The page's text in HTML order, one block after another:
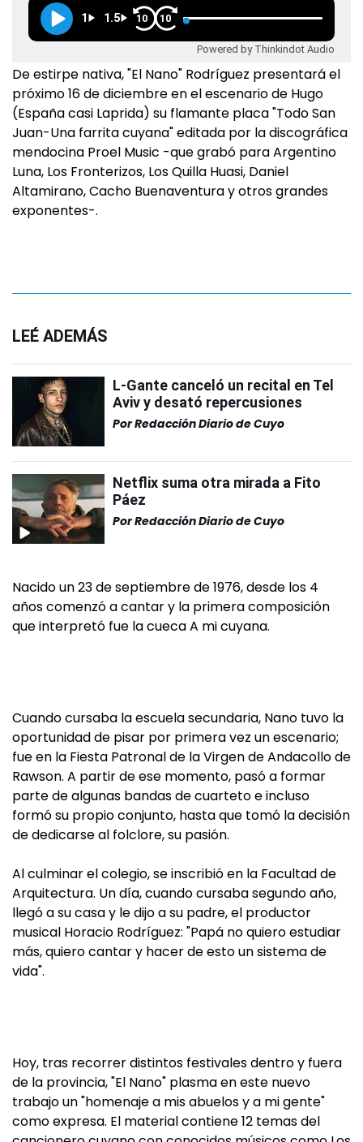
1 1.5 10 10
Powered by Thinkindot Audio
De estirpe nativa, "El Nano" Rodríguez presentará el
próximo 16 de diciembre en el escenario de Hugo
(España casi Laprida) su flamante placa "Todo San
Juan-Una farrita cuyana" editada por la discográfica
mendocina Proel Music -que grabó para Argentino
Luna, Los Fronterizos, Los Quilla Huasi, Daniel
Altamirano, Cacho Buenaventura y otros grandes
exponentes-.
LEÉ ADEMÁS
L-Gante canceló un recital en Tel
Aviv y desató repercusiones
PorRedacción Diario de Cuyo
Netflix suma otra mirada a Fito
Páez
PorRedacción Diario de Cuyo
Nacido un 23 de septiembre de 1976, desde los 4
años comenzó a cantar y la primera composición
que interpretó fue la cueca A mi cuyana.
Cuando cursaba la escuela secundaria, Nano tuvo la
oportunidad de pisar por primera vez un escenario;
fue en la Fiesta Patronal de la Virgen de Andacollo de
Rawson. A partir de ese momento, pasó a formar
parte de algunas bandas de cuarteto e incluso
formó su propio conjunto, hasta que tomó la decisión
de dedicarse al folclore, su pasión.
Al culminar el colegio, se inscribió en la Facultad de
Arquitectura. Un día, cuando cursaba segundo año,
llegó a su casa y le dijo a su padre, el productor
musical Horacio Rodríguez: "Papá no quiero estudiar
más, quiero cantar y hacer de esto un sistema de
vida".
Hoy, tras recorrer distintos festivales dentro y fuera
de la provincia, "El Nano" plasma en este nuevo
trabajo un "homenaje a mis abuelos y a mi gente"
como expresa. El material contiene 12 temas del